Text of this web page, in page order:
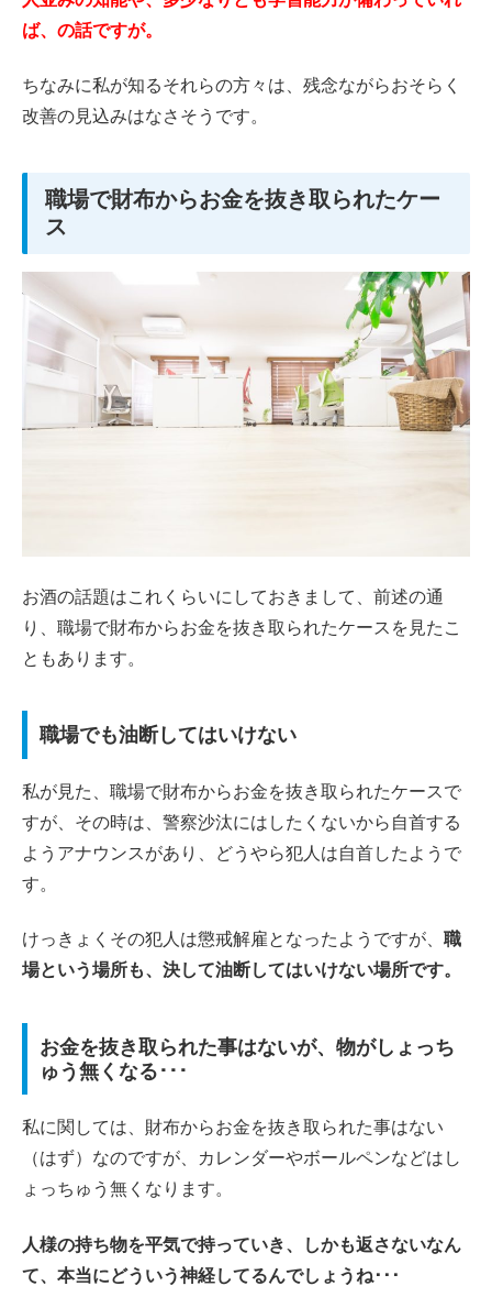
ば、の話ですが。
ちなみに私が知るそれらの方々は、残念ながらおそらく
改善の見込みはなさそうです。
職場で財布からお金を抜き取られたケー
ス
お酒の話題はこれくらいにしておきまして、前述の通
り、職場で財布からお金を抜き取られたケースを見たこ
ともあります。
職場でも油断してはいけない
私が見た、職場で財布からお金を抜き取られたケースで
すが、その時は、警察沙汰にはしたくないから自首する
ようアナウンスがあり、どうやら犯人は自首したようで
す。
けっきょくその犯人は懲戒解雇となったようですが、 職
場という場所も、決して油断してはいけない場所です。
お金を抜き取られた事はないが、物がしょっち
ゅう無くなる･･･
私に関しては、財布からお金を抜き取られた事はない
（はず）なのですが、カレンダーやボールペンなどはし
ょっちゅう無くなります。
人様の持ち物を平気で持っていき、しかも返さないなん
て、本当にどういう神経してるんでしょうね･･･